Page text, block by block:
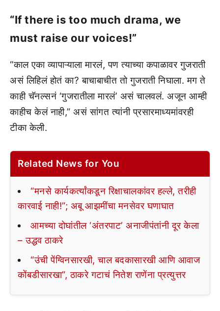
“If there is too much drama, we
must raise our voices!”
“काल एका व्यापाऱ्याला मारलं, पण त्याच्या कपाळावर गुजराती
असं लिहिलं होतं का? बाचाबाचीत तो गुजराती निघाला. मग ते
काही चॅनल्सनं ‘गुजरातीला मारलं’ असं चालवलं. अजून आम्ही
काहीच केलं नाही,” असं सांगत त्यांनी प्रसारमाध्यमांवरही
टीका केली.
Related News for You
“मनसे कार्यकर्त्यांकडून रिक्षाचालकांवर हल्ले, तरीही
कारवाई नाही!”; अबू आझमींचा मनसेवर घणाघात
आमच्या दोघांतील ‘अंतरपाट’ अनाजीपंतांनी दूर केला
– उद्धव ठाकरे
“उंची पेंग्विनसारखी, चाल बदकासारखी आणि आवाज
कोंबडीसारखा”, ठाकरे गटाचं नितेश राणेंना प्रत्युत्तर